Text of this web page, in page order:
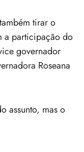
tirar o
a participação do
governador
Roseana
assunto, mas o